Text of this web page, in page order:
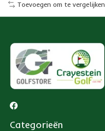
Toevoegen om te vergelijken
Categorieën